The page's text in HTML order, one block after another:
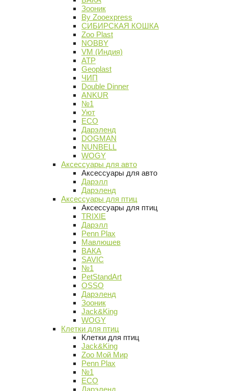
Зооник
By Zooexpress
СИБИРСКАЯ КОШКА
Zoo Plast
NOBBY
VM (Индия)
АТР
Geoplast
ЧИП
Double Dinner
ANKUR
№1
Уют
ECO
Дарэленд
DOGMAN
NUNBELL
WOGY
Аксессуары для авто
Аксессуары для авто
Дарэлл
Дарэленд
Аксессуары для птиц
Аксессуары для птиц
TRIXIE
Дарэлл
Penn Plax
Мавлюшев
ВАКА
SAVIC
№1
PetStandArt
OSSO
Дарэленд
Зооник
Jack&King
WOGY
Клетки для птиц
Клетки для птиц
Jack&King
Zoo Мой Мир
Penn Plax
№1
ECO
Дарэленд